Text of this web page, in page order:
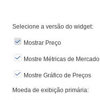
Selecione a versão do widget:
Mostrar Preço
Mostre Métricas de Mercado
Mostre Gráfico de Preços
Moeda de exibição primária: